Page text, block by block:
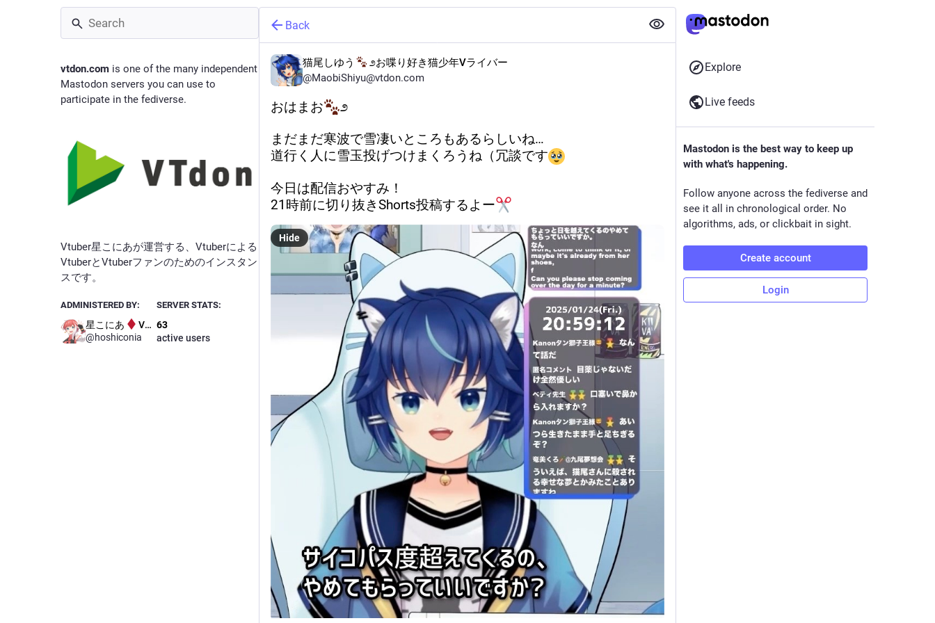
vtdon.com is one of the many independent
Mastodon servers you can use to
participate in the fediverse.
Vtuber星こにあが運営する、Vtuberによる
VtuberとVtuberファンのためのインスタン
スです。
ADMINISTERED BY:
星こにあ
VTdon管理人
@hoshiconia
SERVER STATS:
63
active users
Back
猫尾しゆう
೨お喋り好き猫少年Vライバー
@MaobiShiyu@vtdon.com
おはまお ೨
まだまだ寒波で雪凄いところもあるらしいね…
道行く人に雪玉投げつけまくろうね（冗談です
今日は配信おやすみ！
21時前に切り抜きShorts投稿するよー
Hide
Explore
Live feeds
Mastodon is the best way to keep up
with what's happening.
Follow anyone across the fediverse and
see it all in chronological order. No
algorithms, ads, or clickbait in sight.
Create account
Login